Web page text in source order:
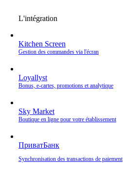
L'intégration
Kitchen Screen
Gestion des commandes via l'écran
Loyallyst
Bonus, e‑cartes, promotions et analytique
Sky Market
Boutique en ligne pour votre établissement
ПриватБанк
Synchronisation des transactions de paiement